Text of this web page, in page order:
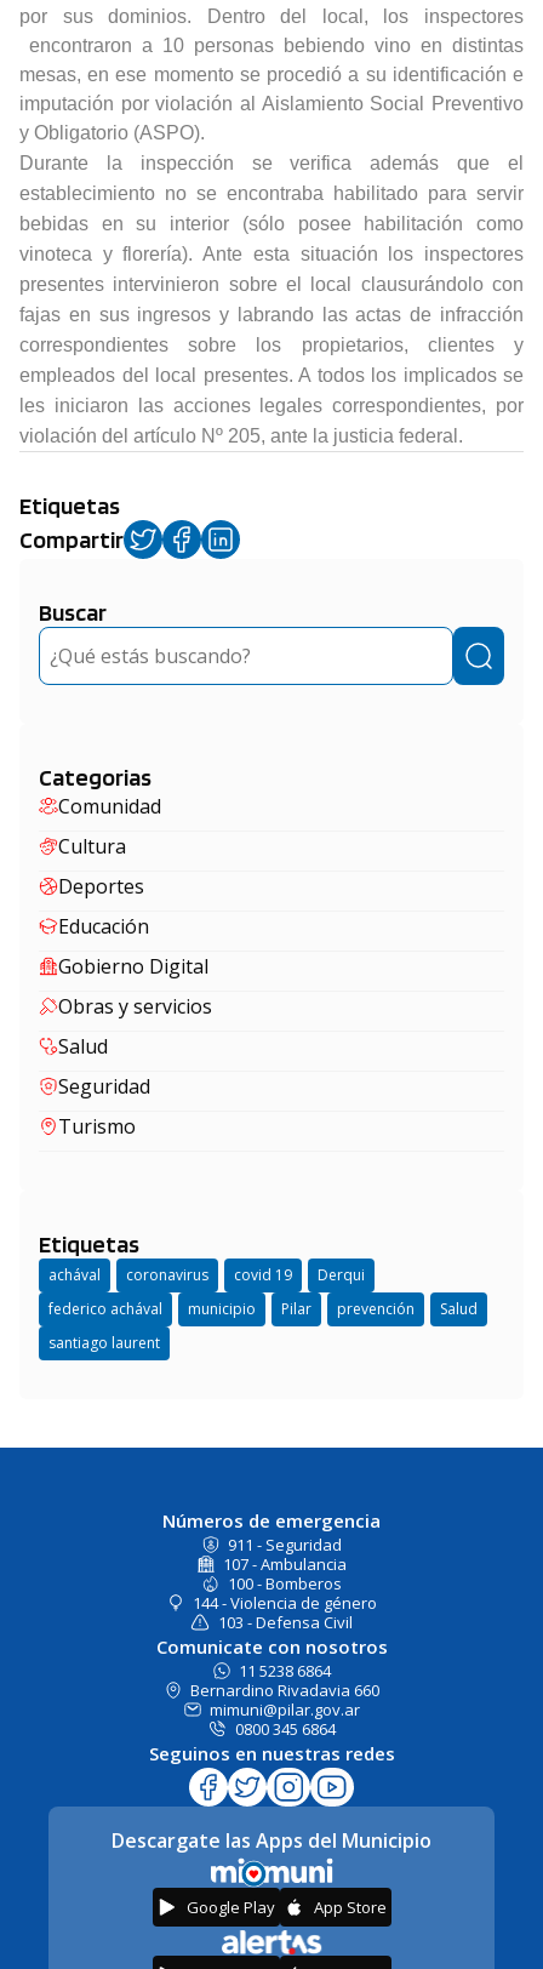
por sus dominios. Dentro del local, los inspectores
encontraron a 10 personas bebiendo vino en distintas
mesas, en ese momento se procedió a su identificación e
imputación por violación al Aislamiento Social Preventivo
y Obligatorio (ASPO).
Durante la inspección se verifica además que el
establecimiento no se encontraba habilitado para servir
bebidas en su interior (sólo posee habilitación como
vinoteca y florería). Ante esta situación los inspectores
presentes intervinieron sobre el local clausurándolo con
fajas en sus ingresos y labrando las actas de infracción
correspondientes sobre los propietarios, clientes y
empleados del local presentes. A todos los implicados se
les iniciaron las acciones legales correspondientes, por
violación del artículo Nº 205, ante la justicia federal.
Etiquetas
Compartir
Buscar
Buscar
Categorias
Comunidad
Cultura
Deportes
Educación
Gobierno Digital
Obras y servicios
Salud
Seguridad
Turismo
Etiquetas
achával coronavirus covid 19
Derqui
federico achával
municipio Pilar prevención
Salud
santiago laurent
Números de emergencia
911 - Seguridad
107 - Ambulancia
100 - Bomberos
144 - Violencia de género
103 - Defensa Civil
Comunicate con nosotros
11 5238 6864
Bernardino Rivadavia 660
mimuni@pilar.gov.ar
0800 345 6864
Seguinos en nuestras redes
Descargate las Apps del Municipio
Google Play App Store